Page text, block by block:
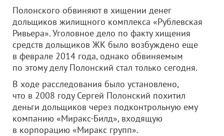
Полонского обвиняют в хищении денег
дольщиков жилищного комплекса «Рублевская
Ривьера». Уголовное дело по факту хищения
средств дольщиков ЖК было возбуждено еще
в феврале 2014 года, однако обвиняемым
по этому делу Полонский стал только сегодня.
В ходе расследования было установлено,
что в 2008 году Сергей Полонский похитил
деньги дольщиков через подконтрольную ему
компанию «Миракс-Билд», входящую
в корпорацию «Миракс групп».